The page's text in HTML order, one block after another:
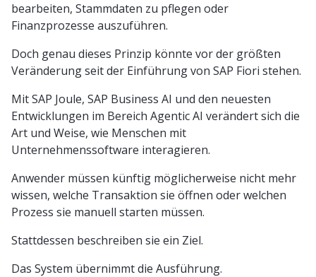
bearbeiten, Stammdaten zu pflegen oder
Finanzprozesse auszuführen.
Doch genau dieses Prinzip könnte vor der größten
Veränderung seit der Einführung von SAP Fiori stehen.
Mit SAP Joule, SAP Business AI und den neuesten
Entwicklungen im Bereich Agentic AI verändert sich die
Art und Weise, wie Menschen mit
Unternehmenssoftware interagieren.
Anwender müssen künftig möglicherweise nicht mehr
wissen, welche Transaktion sie öffnen oder welchen
Prozess sie manuell starten müssen.
Stattdessen beschreiben sie ein Ziel.
Das System übernimmt die Ausführung.